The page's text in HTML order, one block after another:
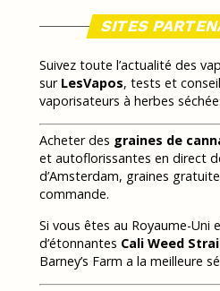
SITES
Suivez toute l’actualité des
sur LesVapos, tests et
vaporisateurs à herbes
Acheter des graines de
et autoflorissantes en direct
d’Amsterdam, graines
commande.
Si vous êtes au Royaume-Uni
d’étonnantes Cali Weed
Barney’s Farm a la meilleure